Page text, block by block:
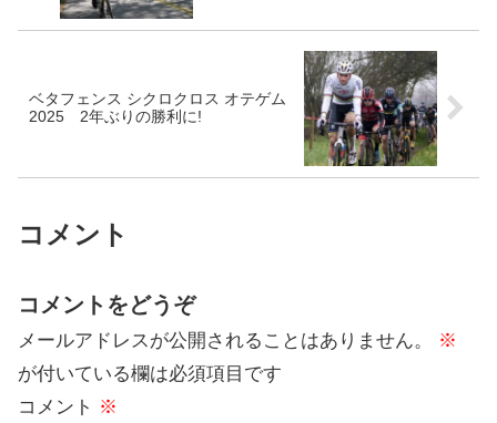
ベタフェンス シクロクロス オテゲム
2025 2年ぶりの勝利に!
コメント
コメントをどうぞ
メールアドレスが公開されることはありません。
※
が付いている欄は必須項目です
コメント ※